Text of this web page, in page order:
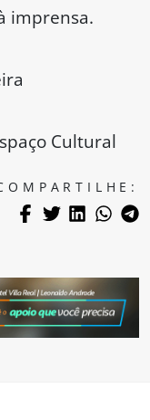
imprensa.
Cultural